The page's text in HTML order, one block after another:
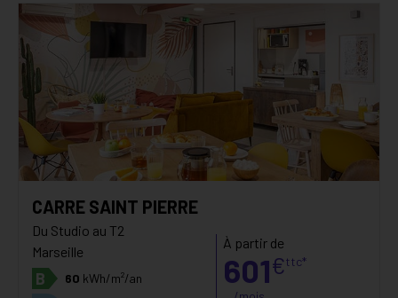
CARRE SAINT PIERRE
Du Studio au T2
Marseille
B 60 kWh/m²/an
À partir de
601€ttc*